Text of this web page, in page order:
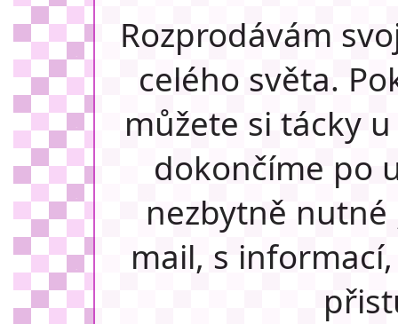
Rozprodávám
celého světa.
můžete si tácky
dokončíme po
nezbytně nutné
mail, s